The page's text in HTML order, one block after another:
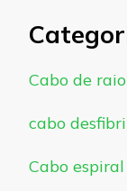
Cabo de
cabo
Cabo